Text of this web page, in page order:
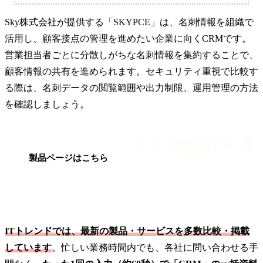
Sky株式会社が提供する「SKYPCE」は、名刺情報を組織で
活用し、顧客接点の管理を進めたい企業に向くCRMです。
営業担当者ごとに分散しがちな名刺情報を集約することで、
顧客情報の共有を進められます。セキュリティ重視で比較す
る際は、名刺データの閲覧範囲や出力制限、運用管理の方法
を確認しましょう。
製品ページはこちら
ITトレンドでは、最新の製品・サービスを多数比較・掲載
しています。忙しい業務時間内でも、各社に問い合わせる手